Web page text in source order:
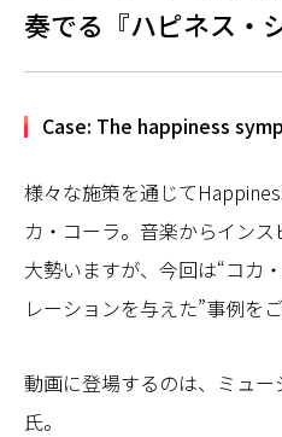
奏でる『ハピネス・
Case: The happiness
様々な施策を通じて
カ・コーラ。音楽からイン
大勢いますが、今回は“コカ
レーションを与えた”事例を
動画に登場するのは、ミュ
氏。